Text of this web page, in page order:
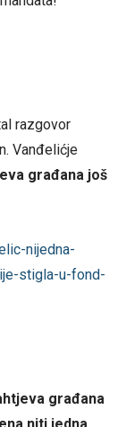
razgovor
Vanđelićje
građana još
nijedna-
stigla-u-fond-
građana